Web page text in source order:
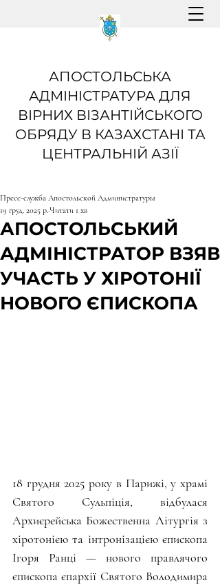
АПОСТОЛЬСЬКА
АДМІНІСТРАТУРА ДЛЯ
ВІРНИХ ВІЗАНТІЙСЬКОГО
ОБРЯДУ В КАЗАХСТАНІ ТА
ЦЕНТРАЛЬНІЙ АЗІЇ
АПОСТОЛЬСЬКИЙ
АДМІНІСТРАТОР ВЗЯВ
УЧАСТЬ У ХІРОТОНІЇ
НОВОГО ЄПИСКОПА
Пресс-служба Апостольской Администратуры
19 груд. 2025 р.Читати 1 хв
18 грудня 2025 року в Парижі, у храмі
Святого Сульпіція, відбулася
Архиєрейська Божественна Літургія з
хіротонією та інтронізацією єпископа
Ігоря Ранці — нового правлячого
єпископа єпархії Святого Володимира